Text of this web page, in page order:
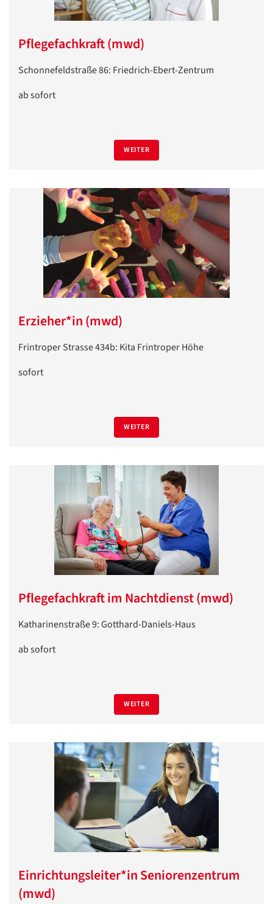
Pflegefachkraft (mwd)
Schonnefeldstraße 86: Friedrich-Ebert-Zentrum
ab sofort
WEITER
Erzieher*in (mwd)
Frintroper Strasse 434b: Kita Frintroper Höhe
sofort
WEITER
Pflegefachkraft im Nachtdienst (mwd)
Katharinenstraße 9: Gotthard-Daniels-Haus
ab sofort
WEITER
Einrichtungsleiter*in Seniorenzentrum
(mwd)